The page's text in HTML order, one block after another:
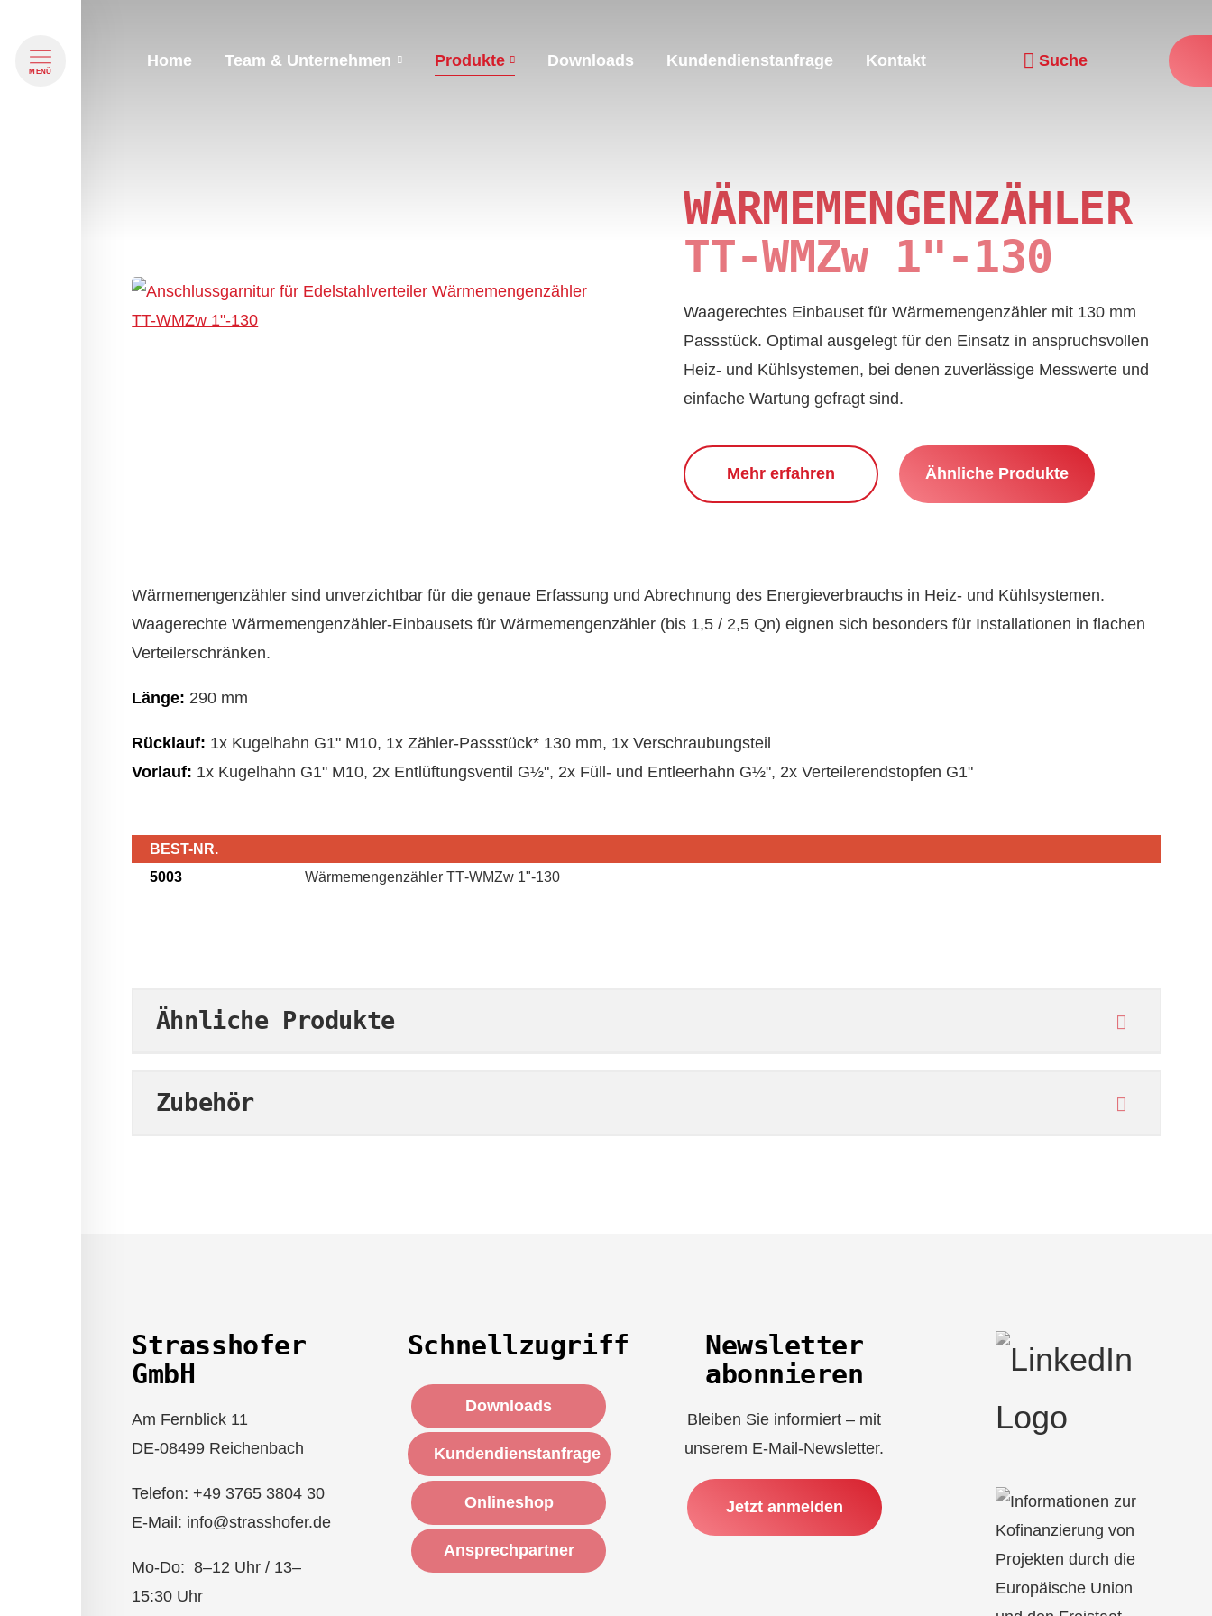
MENÜ
Navigation überspringen
Home Team & Unternehmen Produkte Downloads Kundendienstanfrage Kontakt Navigation wiederholen
Suche
WÄRME­MENGEN­ZÄHLER
TT‑WMZw 1"-130
Waage­rechtes Ein­bau­set für Wärme­mengen­zähler mit 130 mm
Pass­stück. Optimal aus­ge­legt für den Einsatz in an­spruchs­vollen
Heiz- und Kühl­systemen, bei denen zu­ver­lässige Mess­werte und
einfache Wartung gefragt sind.
Mehr erfahren Ähnliche Produkte
Wärme­mengen­zähler sind unver­zichtbar für die genaue Erfassung und Abrechnung des Energie­verbrauchs in Heiz- und Kühl­systemen.
Waage­rechte Wärme­mengen­zähler-Einbau­sets für Wärme­mengen­zähler (bis 1,5 / 2,5 Qn) eignen sich besonders für Installationen in flachen
Verteiler­schränken.
Länge: 290 mm
Rücklauf: 1x Kugel­hahn G1" M10, 1x Zähler-Pass­stück* 130 mm, 1x Ver­schraub­ungsteil
Vorlauf: 1x Kugel­hahn G1" M10, 2x Ent­lüftungs­ventil G½", 2x Füll- und Ent­leer­hahn G½", 2x Verteiler­end­stopfen G1"
BEST-NR.
5003
Wärme­mengen­zähler TT‑WMZw 1"-130
Ähnliche Produkte
Zubehör
Strasshofer
GmbH
Am Fernblick 11
DE-08499 Reichenbach
Telefon: +49 3765 3804 30
E-Mail: info@strasshofer.de
Mo-Do: 8–12 Uhr / 13–
15:30 Uhr
Schnellzugriff
Downloads
Kundendienstanfrage
Onlineshop
Ansprechpartner
Newsletter
abonnieren
Bleiben Sie informiert – mit
unserem E-Mail-Newsletter.
Jetzt anmelden